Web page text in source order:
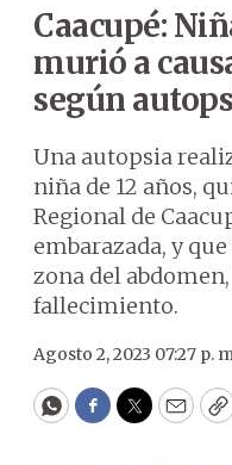
Caacupé:
murió a
según
Una autopsia
niña de 12 años,
Regional de
embarazada, y
zona del
fallecimiento.
Agosto 2, 2023 07:27 p.
WhatsApp
Facebook
Twitter